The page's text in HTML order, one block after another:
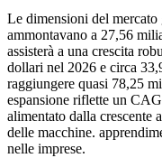
Le dimensioni del mercato
ammontavano a 27,56
assisterà a una crescita
dollari nel 2026 e circa
raggiungere quasi 78,25
espansione riflette un
alimentato dalla crescente
delle macchine.
nelle imprese.